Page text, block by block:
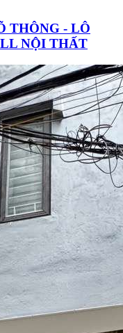
THÔNG - LÔ
NỘI THẤT